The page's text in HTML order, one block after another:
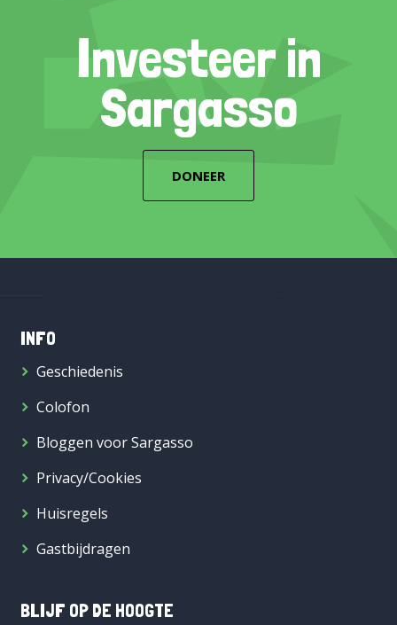
Investeer in
Sargasso
DONEER
INFO
Geschiedenis
Colofon
Bloggen voor Sargasso
Privacy/Cookies
Huisregels
Gastbijdragen
BLIJF OP DE HOOGTE